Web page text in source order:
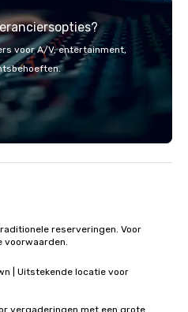
to
vision
– an
voor A/V, entertainment,
reserveringen. Voor
voorwaarden.
| Uitstekende locatie voor
vergaderingen met een grote